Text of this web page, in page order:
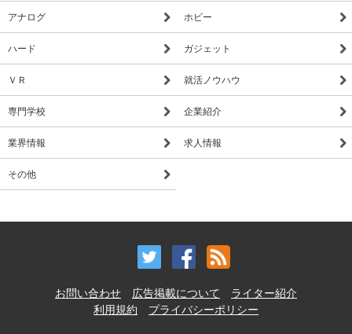
アナログ ホビー
ハード ガジェット
ＶＲ 就活ノウハウ
専門学校 企業紹介
業界情報 求人情報
その他
お問い合わせ 広告掲載について
ライター紹介
利用規約
プライバシーポリシー